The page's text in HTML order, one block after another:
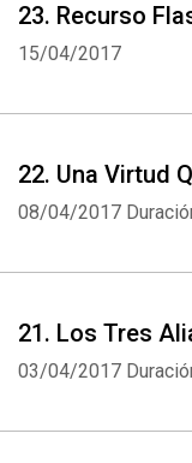
23. Recurso
15/04/2017
22. Una Virtud
08/04/2017
21. Los Tres
03/04/2017